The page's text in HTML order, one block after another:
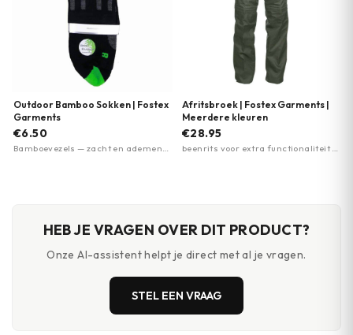
Outdoor Bamboo Sokken | Fostex
Garments
€6.50
Bamboevezels — zacht en ademend
Afritsbroek | Fostex Garments |
Meerdere kleuren
€28.95
beenrits voor extra functionaliteit ·
HEB JE VRAGEN OVER DIT PRODUCT?
Onze AI-assistent helpt je direct met al je vragen.
STEL EEN VRAAG